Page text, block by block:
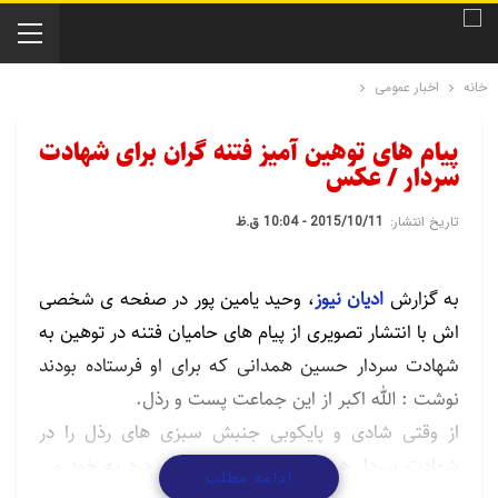
خانه اخبار عمومی
پیام های توهین آمیز فتنه گران برای شهادت
سردار / عکس
تاریخ انتشار: 2015/10/11 - 10:04 ق.ظ
به گزارش ادیان نیوز، وحید یامین پور در صفحه ی شخصی
اش با انتشار تصویری از پیام های حامیان فتنه در توهین به
شهادت سردار حسین همدانی که برای او فرستاده بودند
نوشت : الله اکبر از این جماعت پست و رذل.
از وقتی شادی و پایکوبی جنبش سبزی های رذل را در
شهادت سردار همدانی دیده ام از غصه و درد به خود می
ادامه مطلب